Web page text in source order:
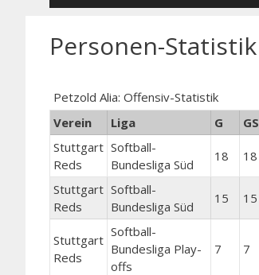
Personen-Statistik
Petzold Alia: Offensiv-Statistik
Verein
Liga G GS
Stuttgart
Reds
Softball-
Bundesliga Süd
18 18
Stuttgart
Reds
Softball-
Bundesliga Süd
15 15
Stuttgart
Reds
Softball-
Bundesliga Play-
offs
7 7